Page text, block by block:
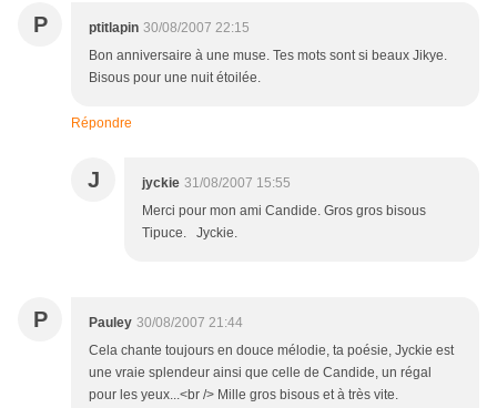
P ptitlapin 30/08/2007 22:15
Bon anniversaire à une muse. Tes mots sont si beaux Jikye.
Bisous pour une nuit étoilée.
Répondre
J jyckie 31/08/2007 15:55
Merci pour mon ami Candide. Gros gros bisous
Tipuce. Jyckie.
P Pauley 30/08/2007 21:44
Cela chante toujours en douce mélodie, ta poésie, Jyckie est
une vraie splendeur ainsi que celle de Candide, un régal
pour les yeux...<br /> Mille gros bisous et à très vite.